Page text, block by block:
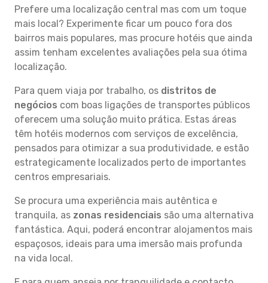
Prefere uma localização central mas com um toque
mais local? Experimente ficar um pouco fora dos
bairros mais populares, mas procure hotéis que ainda
assim tenham excelentes avaliações pela sua ótima
localização.
Para quem viaja por trabalho, os distritos de
negócios com boas ligações de transportes públicos
oferecem uma solução muito prática. Estas áreas
têm hotéis modernos com serviços de excelência,
pensados para otimizar a sua produtividade, e estão
estrategicamente localizados perto de importantes
centros empresariais.
Se procura uma experiência mais autêntica e
tranquila, as zonas residenciais são uma alternativa
fantástica. Aqui, poderá encontrar alojamentos mais
espaçosos, ideais para uma imersão mais profunda
na vida local.